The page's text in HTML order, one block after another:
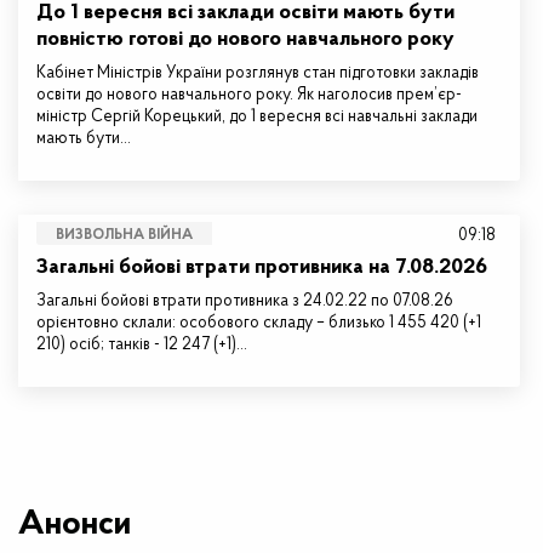
До 1 вересня всі заклади освіти мають бути
повністю готові до нового навчального року
Кабінет Міністрів України розглянув стан підготовки закладів
освіти до нового навчального року. Як наголосив прем’єр-
міністр Сергій Корецький, до 1 вересня всі навчальні заклади
мають бути…
ВИЗВОЛЬНА ВІЙНА
Загальні бойові втрати противника на 7.08.2026
Загальні бойові втрати противника з 24.02.22 по 07.08.26
орієнтовно склали: особового складу – близько 1 455 420 (+1
210) осіб; танків - 12 247 (+1)…
09:18
Анонси